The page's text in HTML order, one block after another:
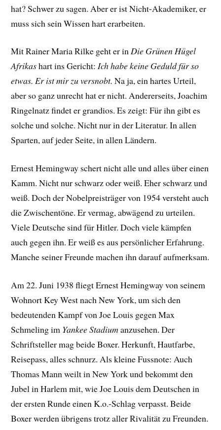
hat? Schwer zu sagen. Aber er ist Nicht-Akademiker, er
muss sich sein Wissen hart erarbeiten.
Mit Rainer Maria Rilke geht er inDie Grünen Hügel
Afrikashart ins Gericht:Ich habe keine Geduld für so
etwas. Er ist mir zu versnobt.Na ja, ein hartes Urteil,
aber so ganz unrecht hat er nicht. Andererseits, Joachim
Ringelnatz findet er grandios. Es zeigt: Für ihn gibt es
solche und solche. Nicht nur in der Literatur. In allen
Sparten, auf jeder Seite, in allen Ländern.
Ernest Hemingway schert nicht alle und alles über einen
Kamm. Nicht nur schwarz oder weiß. Eher schwarz und
weiß. Doch der Nobelpreisträger von 1954 versteht auch
die Zwischentöne. Er vermag, abwägend zu urteilen.
Viele Deutsche sind für Hitler. Doch viele kämpfen
auch gegen ihn. Er weiß es aus persönlicher Erfahrung.
Manche seiner Freunde machen ihn darauf aufmerksam.
Am 22. Juni 1938 fliegt Ernest Hemingway von seinem
Wohnort Key West nach New York, um sich den
bedeutenden Kampf von Joe Louis gegen Max
Schmeling im Yankee Stadiumanzusehen. Der
Schriftsteller magbeide Boxer. Herkunft, Hautfarbe,
Reisepass, alles schnurz. Als kleine Fussnote: Auch
Thomas Mann weilt in New York und bekommt den
Jubel in Harlem mit, wie Joe Louis dem Deutschen in
der ersten Runde einen K.o.-Schlag verpasst. Beide
Boxer werden übrigens trotz aller Rivalität zu Freunden.